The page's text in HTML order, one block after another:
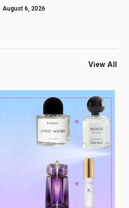
August 6, 2026
View All